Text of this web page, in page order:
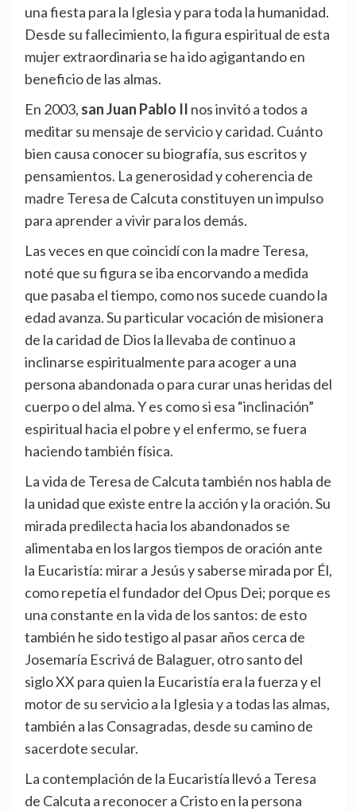
una fiesta para la Iglesia y para toda la humanidad.
Desde su fallecimiento, la figura espiritual de esta
mujer extraordinaria se ha ido agigantando en
beneficio de las almas.
En 2003, san Juan Pablo II nos invitó a todos a
meditar su mensaje de servicio y caridad. Cuánto
bien causa conocer su biografía, sus escritos y
pensamientos. La generosidad y coherencia de
madre Teresa de Calcuta constituyen un impulso
para aprender a vivir para los demás.
Las veces en que coincidí con la madre Teresa,
noté que su figura se iba encorvando a medida
que pasaba el tiempo, como nos sucede cuando la
edad avanza. Su particular vocación de misionera
de la caridad de Dios la llevaba de continuo a
inclinarse espiritualmente para acoger a una
persona abandonada o para curar unas heridas del
cuerpo o del alma. Y es como si esa “inclinación”
espiritual hacia el pobre y el enfermo, se fuera
haciendo también física.
La vida de Teresa de Calcuta también nos habla de
la unidad que existe entre la acción y la oración. Su
mirada predilecta hacia los abandonados se
alimentaba en los largos tiempos de oración ante
la Eucaristía: mirar a Jesús y saberse mirada por Él,
como repetía el fundador del Opus Dei; porque es
una constante en la vida de los santos: de esto
también he sido testigo al pasar años cerca de
Josemaría Escrivá de Balaguer, otro santo del
siglo XX para quien la Eucaristía era la fuerza y el
motor de su servicio a la Iglesia y a todas las almas,
también a las Consagradas, desde su camino de
sacerdote secular.
La contemplación de la Eucaristía llevó a Teresa
de Calcuta a reconocer a Cristo en la persona